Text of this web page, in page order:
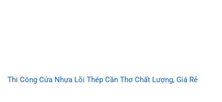
Thi Công Cửa Nhựa Lõi Thép Cần Thơ Chất Lượng, Giá Rẻ